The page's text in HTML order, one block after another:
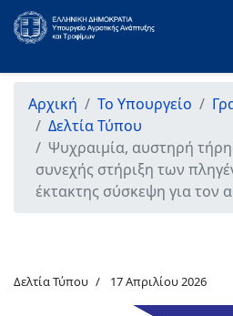
Αρχική Το Υπουργείο
Δελτία Τύπου
Ψυχραιμία, αυστηρή
συνεχής στήριξη των
έκτακτης σύσκεψη για τον
Δελτία Τύπου 17 Απριλίου 2026